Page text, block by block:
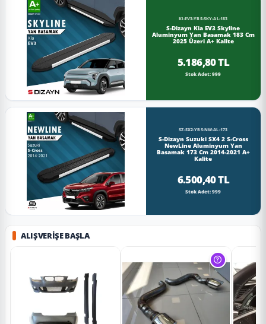
KI-EV3-YBS-SKY-AL-183
S-Dizayn Kia EV3 Skyline
Aluminyum Yan Basamak 183 Cm
2025 Üzeri A+ Kalite
5.186,80 TL
Stok Adet: 999
SZ-SX2-YBS-NW-AL-173
S-Dizayn Suzuki SX4 2 S-Cross
NewLine Aluminyum Yan
Basamak 173 Cm 2014-2021 A+
Kalite
6.500,40 TL
Stok Adet: 999
ALIŞVERIŞE BAŞLA